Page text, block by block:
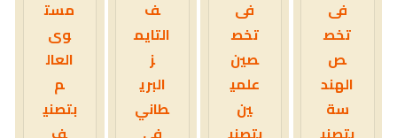
فى
تخص
ص
الهند
سة
فى
تخص
صين
علمي
ين
ف
التايم
ز
البري
طاني
مست
وى
العال
م
بتصني